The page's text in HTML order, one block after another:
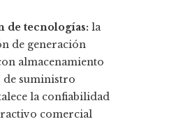
de tecnologías: la
de generación
almacenamiento
de suministro
la confiabilidad
comercial